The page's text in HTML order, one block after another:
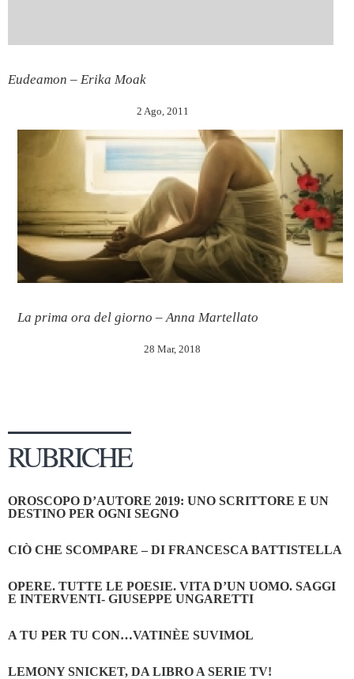
Eudeamon – Erika Moak
2 Ago, 2011
La prima ora del giorno – Anna Martellato
28 Mar, 2018
RUBRICHE
OROSCOPO D’AUTORE 2019: UNO SCRITTORE E UN
DESTINO PER OGNI SEGNO
CIÒ CHE SCOMPARE – DI FRANCESCA BATTISTELLA
OPERE. TUTTE LE POESIE. VITA D’UN UOMO. SAGGI
E INTERVENTI- GIUSEPPE UNGARETTI
A TU PER TU CON…VATINÈE SUVIMOL
LEMONY SNICKET, DA LIBRO A SERIE TV!